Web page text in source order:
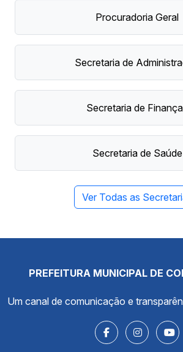
Procuradoria Geral
Secretaria de
Secretaria de
Secretaria de Saúde
Ver Todas as
PREFEITURA MUNICIPAL DE
Um canal de comunicação e